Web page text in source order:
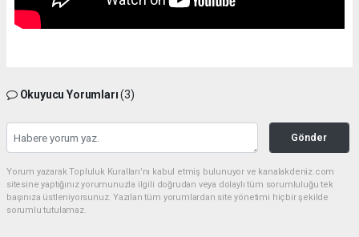
Okuyucu Yorumları(3)
Gönder
Yorum yazarak Topluluk Kuralları’nı kabul etmiş bulunuyor ve kanalakdeniz.com
sitesine yaptığınız yorumunuzla ilgili doğrudan veya dolaylı tüm sorumluluğu tek
başınıza üstleniyorsunuz. Yazılan tüm yorumlardan site yönetimi hiçbir şekilde
sorumlu tutulamaz.